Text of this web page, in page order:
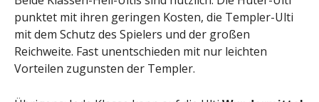
punktet mit ihren geringen Kosten, die Templer-Ulti
mit dem Schutz des Spielers und der großen
Reichweite. Fast unentschieden mit nur leichten
Vorteilen zugunsten der Templer.